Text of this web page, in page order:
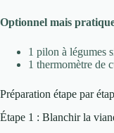
Optionnel mais
1 pilon à légumes
1 thermomètre de
Préparation étape par
Étape 1 : Blanchir la